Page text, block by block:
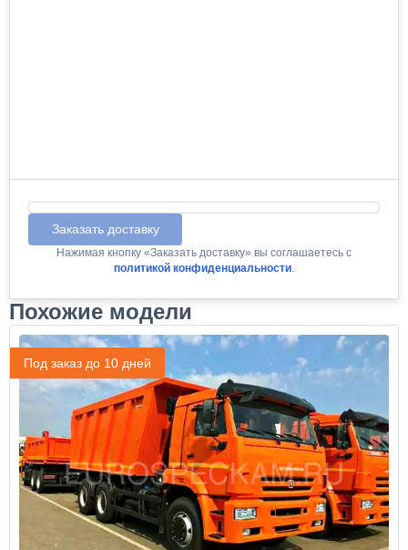
Заказать доставку
Нажимая кнопку «Заказать доставку» вы соглашаетесь с
политикой конфиденциальности.
Похожие модели
Под заказ до 10 дней